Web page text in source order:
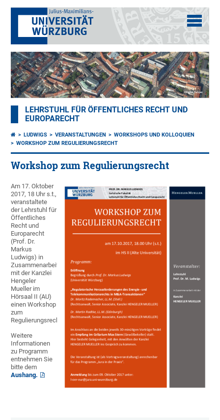
LEHRSTUHL FÜR ÖFFENTLICHES RECHT UND
EUROPARECHT
LUDWIGS VERANSTALTUNGEN
WORKSHOPS UND KOLLOQUIEN
WORKSHOP ZUM REGULIERUNGSRECHT
Workshop zum Regulierungsrecht
Am 17. Oktober
2017, 18 Uhr s.t.,
veranstaltete
der Lehrstuhl für
Öffentliches
Recht und
Europarecht
(Prof. Dr.
Markus
Ludwigs) in
Zusammenarbeit
mit der Kanzlei
Hengeler
Mueller im
Hörsaal II (AU)
einen Workshop
zum
Regulierungsrecht.
Weitere
Informationen
zu Programm
entnehmen Sie
bitte dem
Aushang.